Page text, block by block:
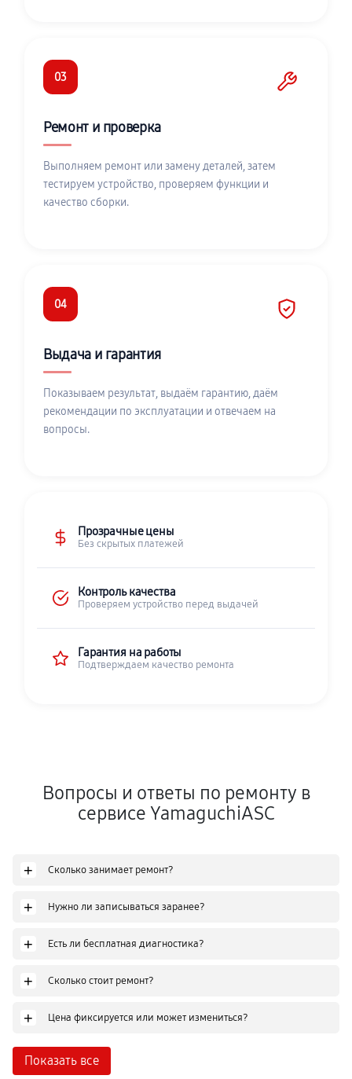
03
Ремонт и проверка
Выполняем ремонт или замену деталей, затем
тестируем устройство, проверяем функции и
качество сборки.
04
Выдача и гарантия
Показываем результат, выдаём гарантию, даём
рекомендации по эксплуатации и отвечаем на
вопросы.
Прозрачные цены
Без скрытых платежей
Контроль качества
Проверяем устройство перед выдачей
Гарантия на работы
Подтверждаем качество ремонта
Вопросы и ответы по ремонту в
сервисе YamaguchiASC
+ Сколько занимает ремонт?
+ Нужно ли записываться заранее?
+ Есть ли бесплатная диагностика?
+ Сколько стоит ремонт?
+ Цена фиксируется или может измениться?
Показать все